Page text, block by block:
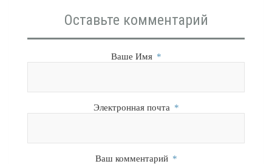
Оставьте комментарий
Ваше Имя *
Электронная почта *
Ваш комментарий *